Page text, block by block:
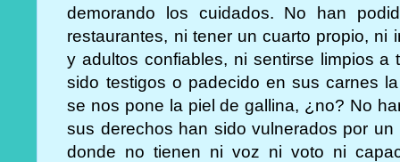
demorando los cuidados. No han
restaurantes, ni tener un cuarto propio, ni
y adultos confiables, ni sentirse limpios a
sido testigos o padecido en sus carnes
se nos pone la piel de gallina, ¿no? No
sus derechos han sido vulnerados por
donde no tienen ni voz ni voto ni